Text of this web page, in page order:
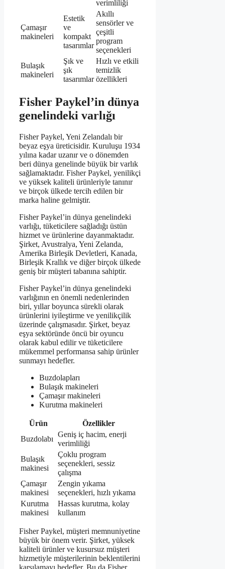
verimliliği
Çamaşır
makineleri
Estetik
ve
kompakt
tasarımlar
Akıllı
sensörler ve
çeşitli
program
seçenekleri
Bulaşık
makineleri
Şık ve
şık
tasarımlar
Hızlı ve etkili
temizlik
özellikleri
Fisher Paykel’in dünya
genelindeki varlığı
Fisher Paykel, Yeni Zelandalı bir
beyaz eşya üreticisidir. Kuruluşu 1934
yılına kadar uzanır ve o dönemden
beri dünya genelinde büyük bir varlık
sağlamaktadır. Fisher Paykel, yenilikçi
ve yüksek kaliteli ürünleriyle tanınır
ve birçok ülkede tercih edilen bir
marka haline gelmiştir.
Fisher Paykel’in dünya genelindeki
varlığı, tüketicilere sağladığı üstün
hizmet ve ürünlerine dayanmaktadır.
Şirket, Avustralya, Yeni Zelanda,
Amerika Birleşik Devletleri, Kanada,
Birleşik Krallık ve diğer birçok ülkede
geniş bir müşteri tabanına sahiptir.
Fisher Paykel’in dünya genelindeki
varlığının en önemli nedenlerinden
biri, yıllar boyunca sürekli olarak
ürünlerini iyileştirme ve yenilikçilik
üzerinde çalışmasıdır. Şirket, beyaz
eşya sektöründe öncü bir oyuncu
olarak kabul edilir ve tüketicilere
mükemmel performansa sahip ürünler
sunmayı hedefler.
Buzdolapları
Bulaşık makineleri
Çamaşır makineleri
Kurutma makineleri
Ürün
Özellikler
Buzdolabı
Geniş iç hacim, enerji
verimliliği
Bulaşık
makinesi
Çoklu program
seçenekleri, sessiz
çalışma
Çamaşır
makinesi
Zengin yıkama
seçenekleri, hızlı yıkama
Kurutma
makinesi
Hassas kurutma, kolay
kullanım
Fisher Paykel, müşteri memnuniyetine
büyük bir önem verir. Şirket, yüksek
kaliteli ürünler ve kusursuz müşteri
hizmetiyle müşterilerinin beklentilerini
karşılamayı hedefler. Bu da Fisher